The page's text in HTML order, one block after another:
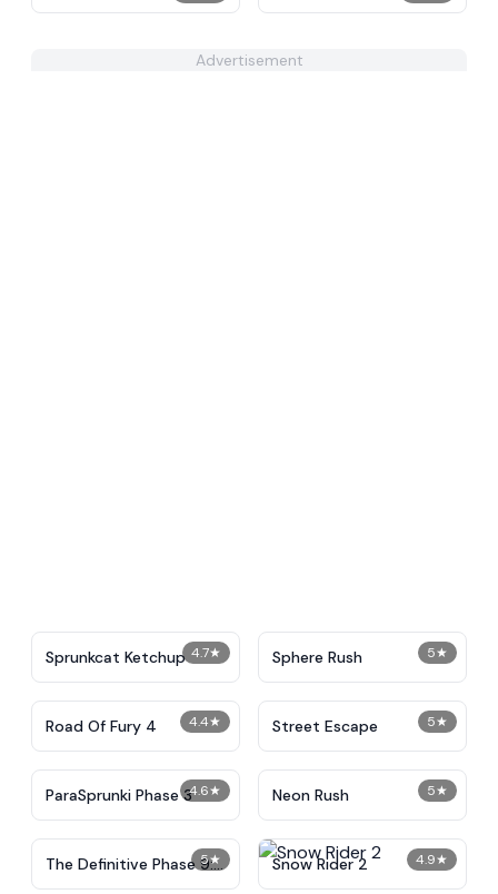
Advertisement
4.7★
Sprunkcat Ketchup 5★
Sphere Rush
4.4★
Road Of Fury 4 5★
Street Escape
4.6★
ParaSprunki Phase 3 5★
Neon Rush
5★
The Definitive Phase 9:
Demolition
4.9★
Snow Rider 2